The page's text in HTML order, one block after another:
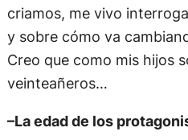
criamos, me vivo
y sobre cómo va
Creo que como mis hijos
veinteañeros…
–La edad de los